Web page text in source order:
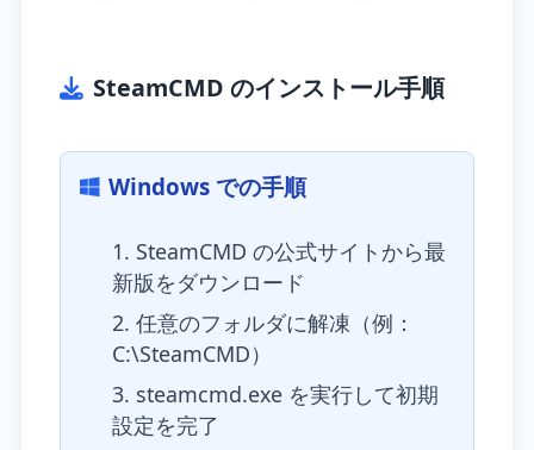
SteamCMD のインストール手順
Windows での手順
SteamCMD の公式サイトから最
新版をダウンロード
任意のフォルダに解凍（例：
C:\SteamCMD）
steamcmd.exe を実行して初期
設定を完了